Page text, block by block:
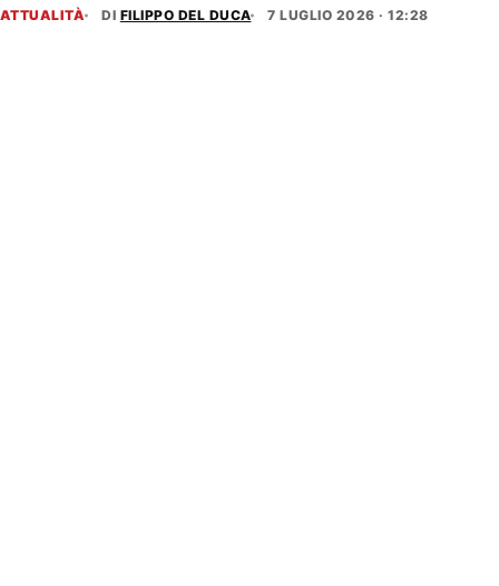
ATTUALITÀ DI FILIPPO DEL DUCA 7 LUGLIO 2026 · 12:28